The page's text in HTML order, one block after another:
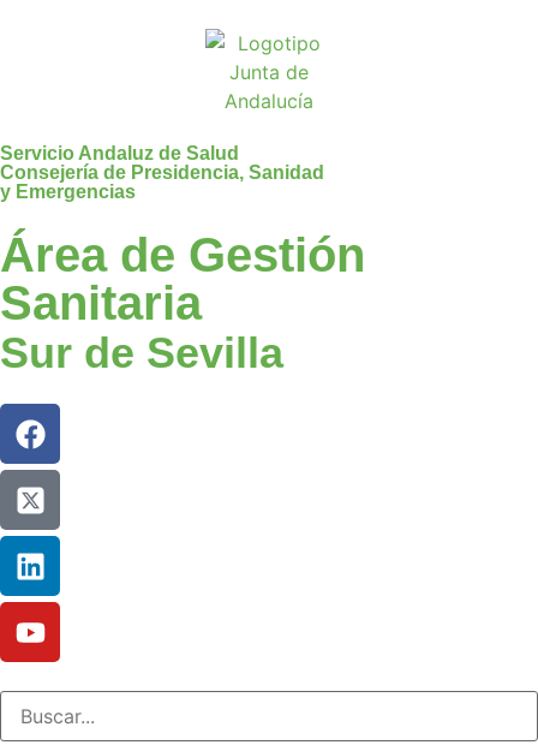
Servicio Andaluz de Salud
Consejería de Presidencia, Sanidad
y Emergencias
Área de Gestión
Sanitaria
Sur de Sevilla